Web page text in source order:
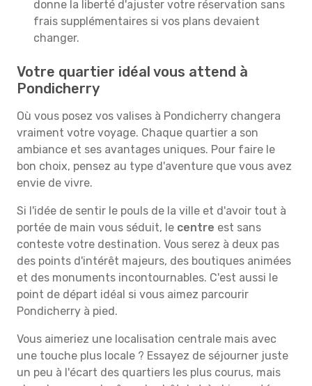
donne la liberté d'ajuster votre réservation sans
frais supplémentaires si vos plans devaient
changer.
Votre quartier idéal vous attend à
Pondicherry
Où vous posez vos valises à Pondicherry changera
vraiment votre voyage. Chaque quartier a son
ambiance et ses avantages uniques. Pour faire le
bon choix, pensez au type d'aventure que vous avez
envie de vivre.
Si l'idée de sentir le pouls de la ville et d'avoir tout à
portée de main vous séduit, le centre est sans
conteste votre destination. Vous serez à deux pas
des points d'intérêt majeurs, des boutiques animées
et des monuments incontournables. C'est aussi le
point de départ idéal si vous aimez parcourir
Pondicherry à pied.
Vous aimeriez une localisation centrale mais avec
une touche plus locale ? Essayez de séjourner juste
un peu à l'écart des quartiers les plus courus, mais